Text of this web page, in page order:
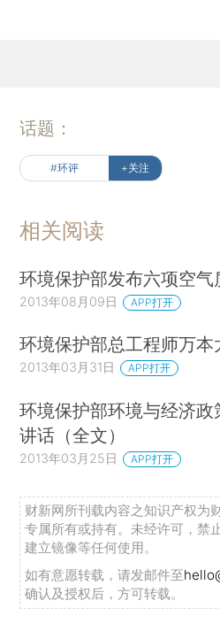
话题：
#环评 +关注
相关阅读
环境保护部发布六项空气
2013年08月09日 APP打开
环境保护部总工程师万本
2013年03月31日 APP打开
环境保护部环境与经济
讲话（全文）
2013年03月25日 APP打开
财新网所刊载内容之知识产权为
专属所有或持有。未经许可，禁
建立镜像等任何使用。
如有意愿转载，请发邮件至
确认及授权后，方可转载。